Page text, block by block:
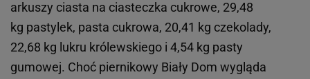
arkuszy ciasta na ciasteczka cukrowe, 29,48
kg pastylek, pasta cukrowa, 20,41 kg czekolady,
22,68 kg lukru królewskiego i 4,54 kg pasty
gumowej. Choć piernikowy Biały Dom wygląda